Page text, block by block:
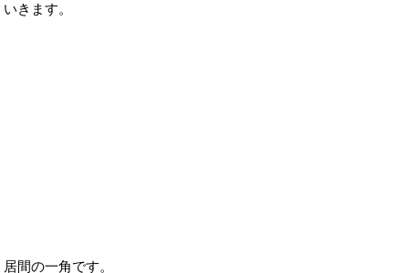
いきます。
居間の一角です。